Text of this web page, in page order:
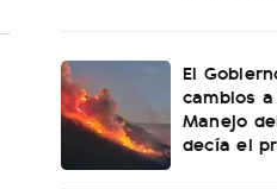
El
cambios
Manejo
decía el